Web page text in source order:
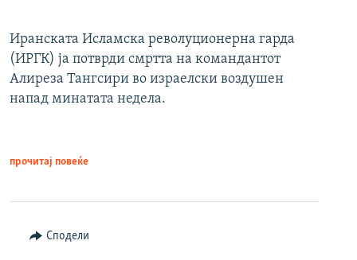
Иранската Исламска револуционерна гарда
(ИРГК) ја потврди смртта на командантот
Алиреза Тангсири во израелски воздушен
напад минатата недела.
прочитај повеќе
Сподели